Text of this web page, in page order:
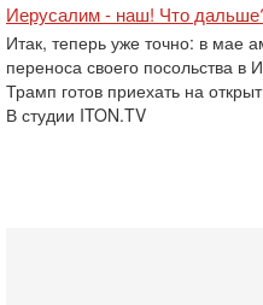
Иерусалим - наш! Что
Итак, теперь уже точно: в мае
переноса своего посольства
Трамп готов приехать на
В студии ITON.TV